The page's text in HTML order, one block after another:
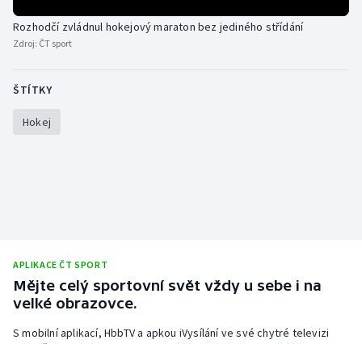
Judo
Krasobruslení
Lezení
Parasport
Rozhodčí zvládnul hokejový maraton bez jediného střídání
Zdroj: ČT sport
ŠTÍTKY
Hokej
APLIKACE ČT SPORT
Mějte celý sportovní svět vždy u sebe i na
velké obrazovce.
S mobilní aplikací, HbbTV a apkou iVysílání ve své chytré televizi